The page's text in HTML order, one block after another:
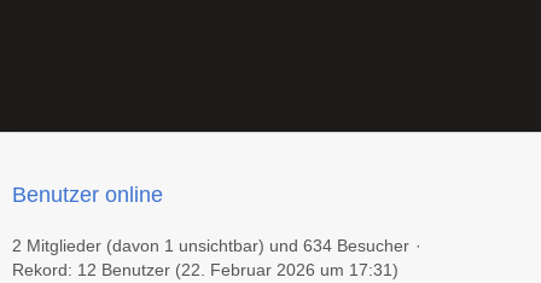
Benutzer online
2 Mitglieder (davon 1 unsichtbar) und 634 Besucher
Rekord: 12 Benutzer (22. Februar 2026 um 17:31)